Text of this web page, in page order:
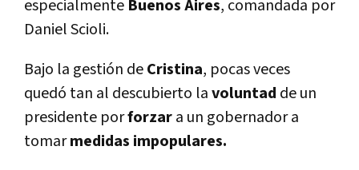
especialmente Buenos Aires, comandada por
Daniel Scioli.
Bajo la gestión deCristina, pocas veces
quedó tan al descubierto lavoluntad de un
presidente porforzara un gobernador a
tomarmedidas impopulares.